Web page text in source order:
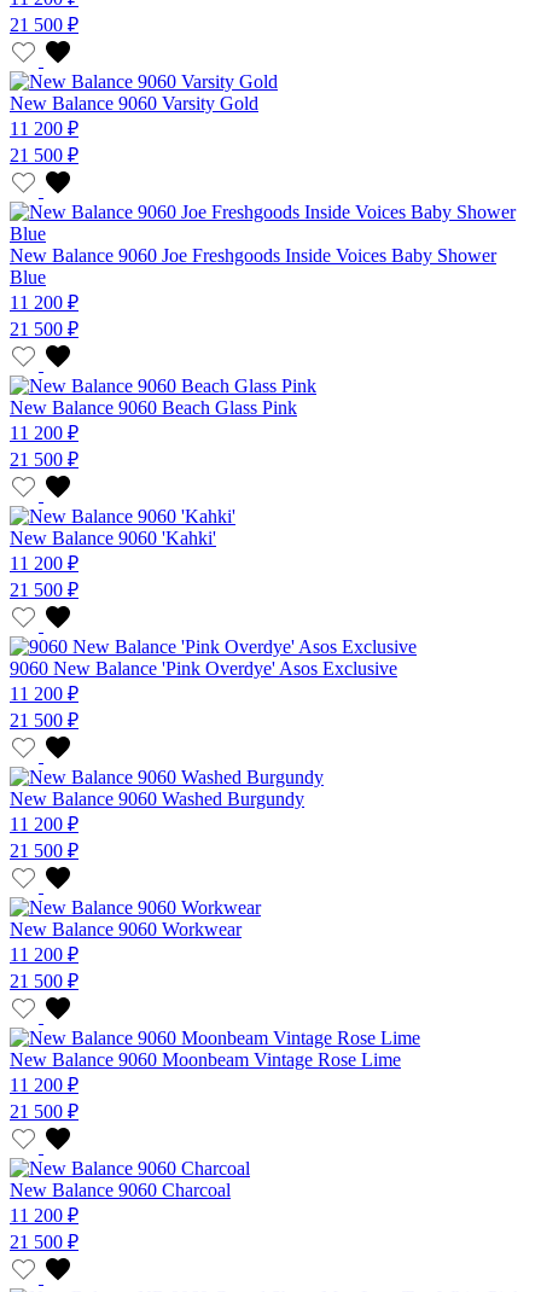
21 500 ₽
New Balance 9060 Varsity Gold
11 200 ₽
21 500 ₽
New Balance 9060 Joe Freshgoods Inside Voices Baby Shower
Blue
11 200 ₽
21 500 ₽
New Balance 9060 Beach Glass Pink
11 200 ₽
21 500 ₽
New Balance 9060 'Kahki'
11 200 ₽
21 500 ₽
9060 New Balance 'Pink Overdye' Asos Exclusive
11 200 ₽
21 500 ₽
New Balance 9060 Washed Burgundy
11 200 ₽
21 500 ₽
New Balance 9060 Workwear
11 200 ₽
21 500 ₽
New Balance 9060 Moonbeam Vintage Rose Lime
11 200 ₽
21 500 ₽
New Balance 9060 Charcoal
11 200 ₽
21 500 ₽